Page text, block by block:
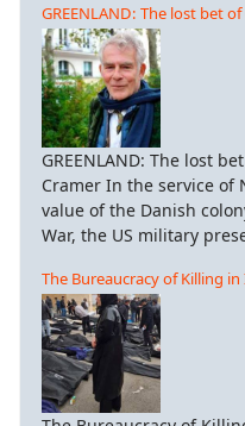
GREENLAND: The lost bet
GREENLAND: The lost
Cramer In the service of
value of the Danish
War, the US military
The Bureaucracy of Killing